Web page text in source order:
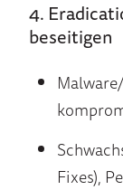
4.
beseitigen
Fixes),